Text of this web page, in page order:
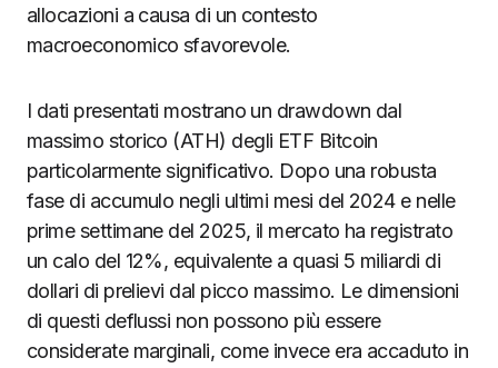
allocazioni a causa di un contesto
macroeconomico sfavorevole.
I dati presentati mostrano un drawdown dal
massimo storico (ATH) degli ETF Bitcoin
particolarmente significativo. Dopo una robusta
fase di accumulo negli ultimi mesi del 2024 e nelle
prime settimane del 2025, il mercato ha registrato
un calo del 12%, equivalente a quasi 5 miliardi di
dollari di prelievi dal picco massimo. Le dimensioni
di questi deflussi non possono più essere
considerate marginali, come invece era accaduto in